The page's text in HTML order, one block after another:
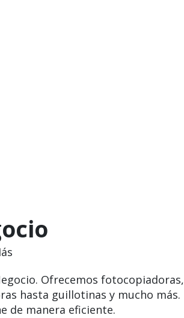
Ofrecemos fotocopiadoras,
hasta guillotinas y mucho más.
de manera eficiente.